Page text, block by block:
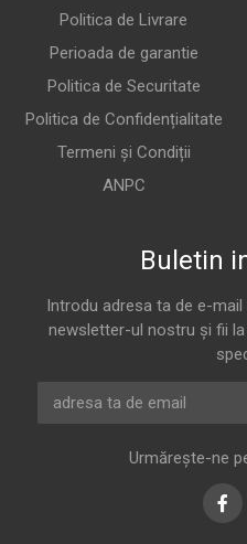
Politica de Livrare
Perioada de garantie
Politica de Securitate
Politica de Confidențialitate
Termeni și Condiții
ANPC
Buletin
Introdu adresa ta de e-
newsletter-ul nostru și fii
Urmărește-ne